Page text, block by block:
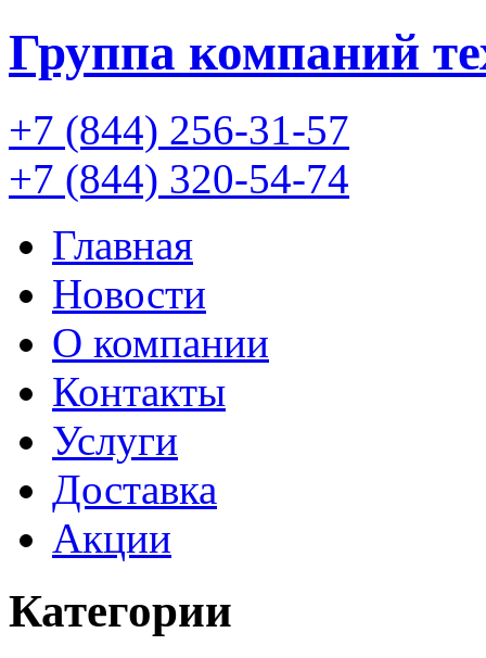
Группа компаний
+7 (844) 256-31-57
+7 (844) 320-54-74
Главная
Новости
О компании
Контакты
Услуги
Доставка
Акции
Категории